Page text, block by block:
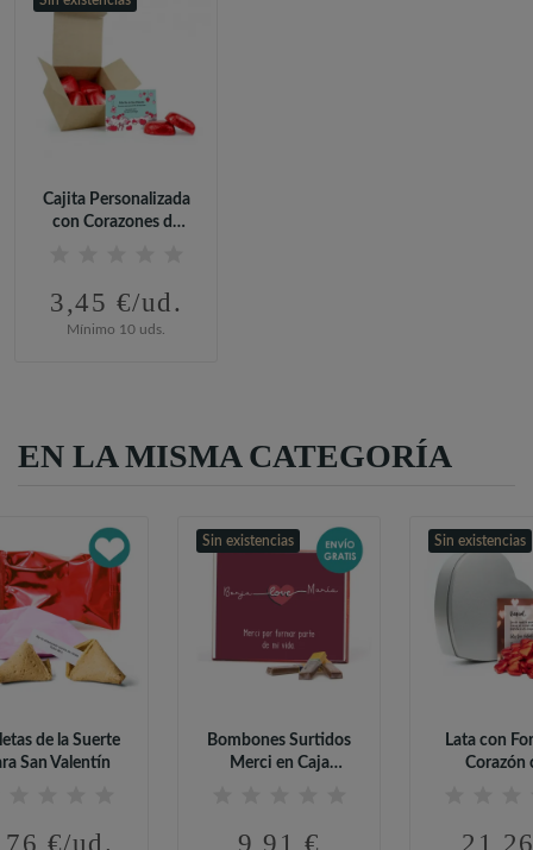
Cajita Personalizada
con Corazones de
3,45 €/ud.
Mínimo 10 uds.
EN LA MISMA CATEGORÍA
de la Suerte
San Valentín
€/ud.
Sin existencias
Bombones Surtidos
Merci en Caja
9,91 €
Sin existencias
Lata con
Corazón